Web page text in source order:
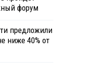
форум
предложили
ниже 40% от